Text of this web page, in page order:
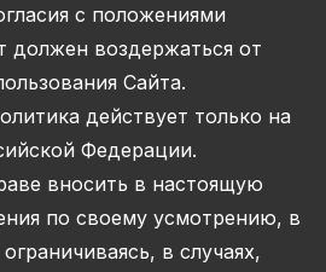
с положениями
должен воздержаться от
Сайта.
действует только на
Федерации.
вносить в настоящую
по своему усмотрению, в
в случаях,